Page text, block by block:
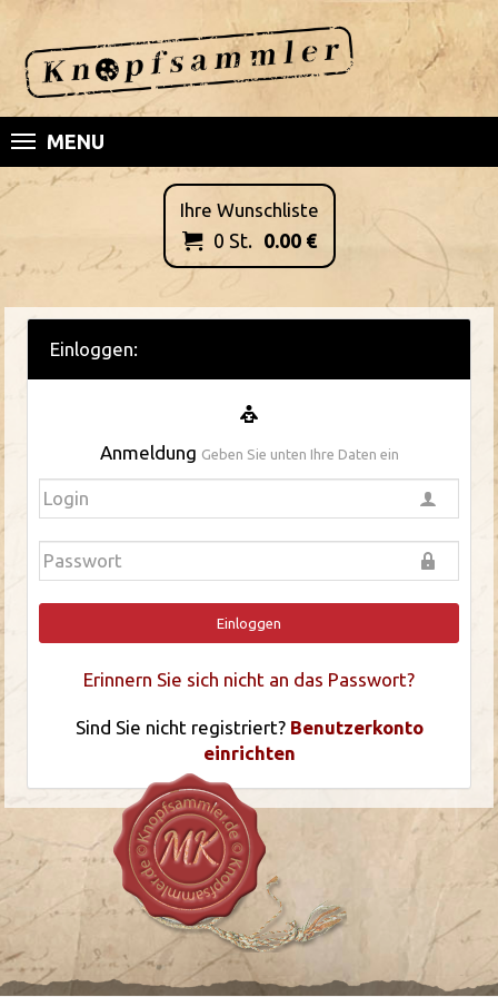
MENU
Ihre Wunschliste
 0 St. 0.00€
Einloggen:
Anmeldung Geben Sie unten Ihre Daten ein
Einloggen
Erinnern Sie sich nicht an das Passwort?
Sind Sie nicht registriert? Benutzerkonto
einrichten